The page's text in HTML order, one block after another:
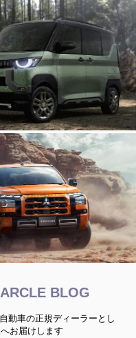
BLOG
動車の正規ディーラーとし
お届けします